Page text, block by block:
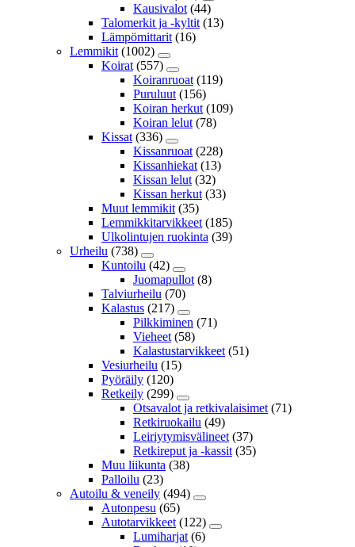
Kausivalot (44)
Talomerkit ja -kyltit (13)
Lämpömittarit (16)
Lemmikit (1002)
Koirat (557)
Koiranruoat (119)
Puruluut (156)
Koiran herkut (109)
Koiran lelut (78)
Kissat (336)
Kissanruoat (228)
Kissanhiekat (13)
Kissan lelut (32)
Kissan herkut (33)
Muut lemmikit (35)
Lemmikkitarvikkeet (185)
Ulkolintujen ruokinta (39)
Urheilu (738)
Kuntoilu (42)
Juomapullot (8)
Talviurheilu (70)
Kalastus (217)
Pilkkiminen (71)
Vieheet (58)
Kalastustarvikkeet (51)
Vesiurheilu (15)
Pyöräily (120)
Retkeily (299)
Otsavalot ja retkivalaisimet (71)
Retkiruokailu (49)
Leiriytymisvälineet (37)
Retkireput ja -kassit (35)
Muu liikunta (38)
Palloilu (23)
Autoilu & veneily (494)
Autonpesu (65)
Autotarvikkeet (122)
Lumiharjat (6)